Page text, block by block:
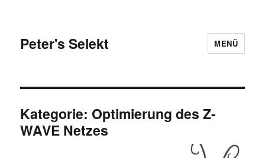
Peter's Selekt MENÜ
Kategorie: Optimierung des Z-
WAVE Netzes